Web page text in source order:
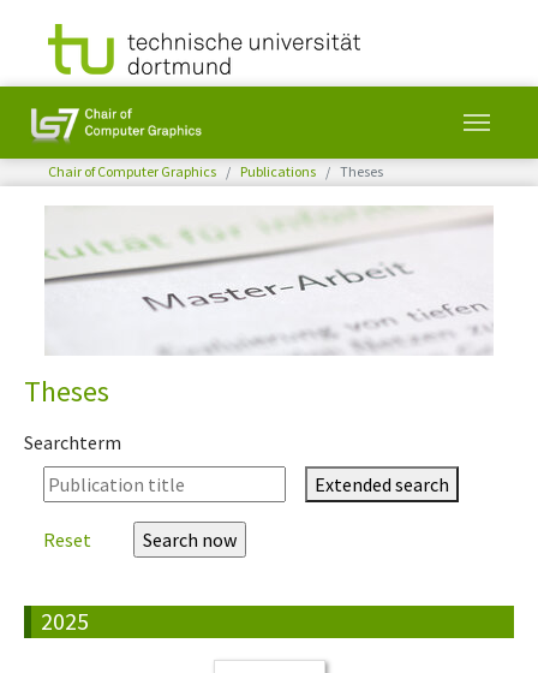
Skip to main content
You are here:
Chair of Computer Graphics Publications Theses
Theses
Searchterm
Extended search
Reset
2025